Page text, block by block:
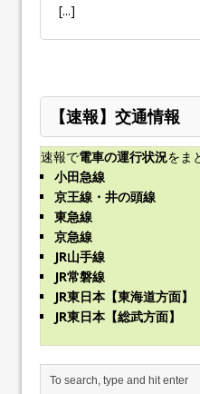
[...]
【速報】交通情報
速報で電車の運行状況をま
小田急線
京王線・井の頭線
東急線
京急線
JR山手線
JR常磐線
JR東日本【東海道方面】
JR東日本【総武方面】